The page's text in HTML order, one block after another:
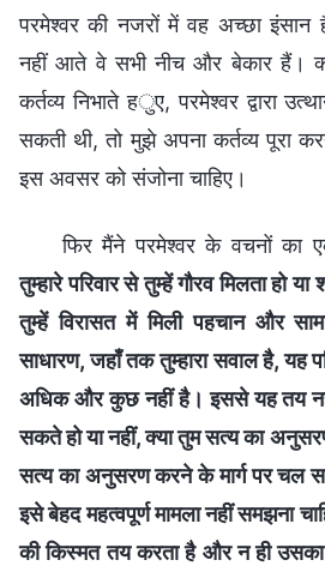
परमेश्वर की नजरों में वह अच्छा
नहीं आते वे सभी नीच और बेकार हैं।
कर्तव्य निभाते हुए, परमेश्वर द्वारा
सकती थी, तो मुझे अपना कर्तव्य पूरा
इस अवसर को संजोना चाहिए।
फिर मैंने परमेश्वर के वचनों
तुम्हारे परिवार से तुम्हें गौरव मिलता हो या
तुम्हें विरासत में मिली पहचान और
साधारण, जहाँ तक तुम्हारा सवाल है, यह
अधिक और कुछ नहीं है। इससे यह तय
सकते हो या नहीं, क्या तुम सत्य का
सत्य का अनुसरण करने के मार्ग पर चल
इसे बेहद महत्वपूर्ण मामला नहीं समझना
की किस्मत तय करता है और न ही